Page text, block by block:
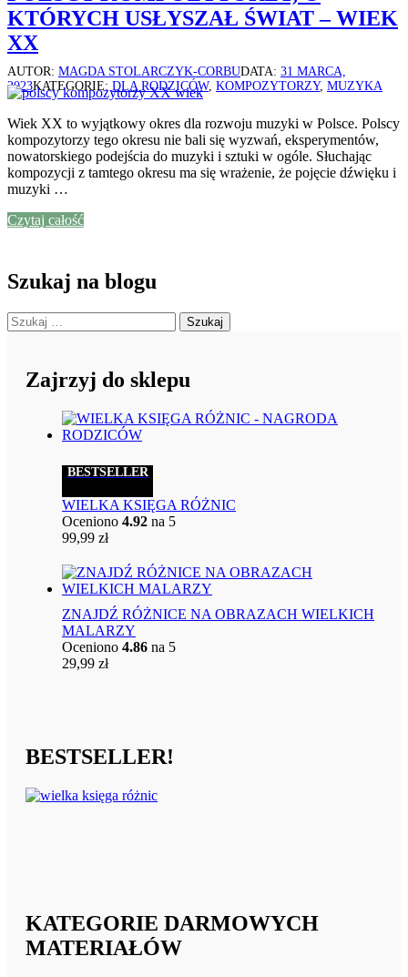
KTÓRYCH USŁYSZAŁ ŚWIAT – WIEK
XX
AUTOR: MAGDA STOLARCZYK-CORBUDATA: 31 MARCA,
2023KATEGORIE: DLA RODZICÓW, KOMPOZYTORZY, MUZYKA
Wiek XX to wyjątkowy okres dla rozwoju muzyki w Polsce. Polscy
kompozytorzy tego okresu nie bali się wyzwań, eksperymentów,
nowatorskiego podejścia do muzyki i sztuki w ogóle. Słuchając
kompozycji z tamtego okresu ma się wrażenie, że pojęcie dźwięku i
muzyki …
Czytaj całość
Szukaj na blogu
Szukaj:
Zajrzyj do sklepu
BESTSELLER
WIELKA KSIĘGA RÓŻNIC
Oceniono 4.92 na 5
99,99 zł
ZNAJDŹ RÓŻNICE NA OBRAZACH WIELKICH
MALARZY
Oceniono 4.86 na 5
29,99 zł
BESTSELLER!
KATEGORIE DARMOWYCH
MATERIAŁÓW